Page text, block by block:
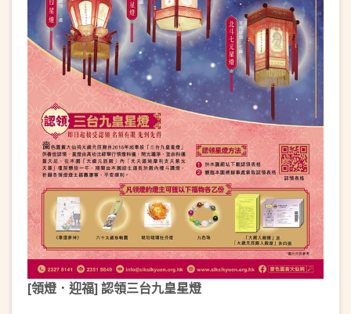
[領燈．迎福] 認領三台九皇星燈